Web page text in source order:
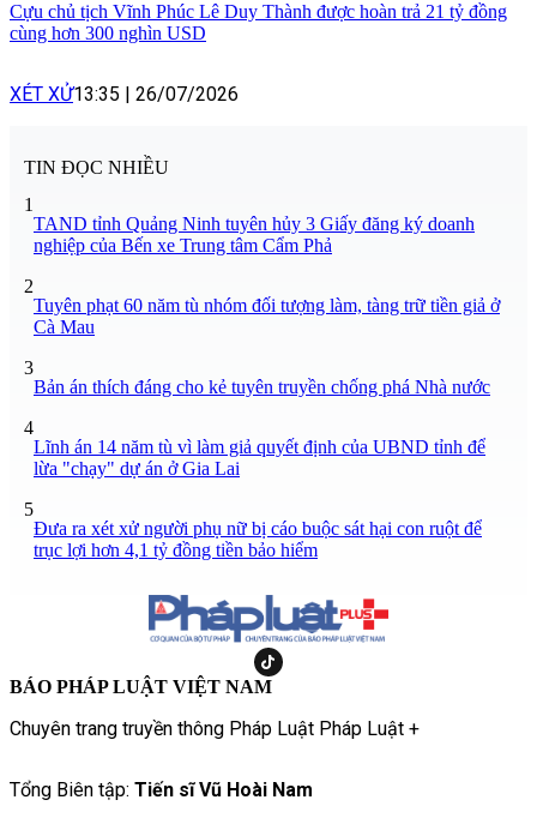
Cựu chủ tịch Vĩnh Phúc Lê Duy Thành được hoàn trả 21 tỷ đồng
cùng hơn 300 nghìn USD
XÉT XỬ13:35 26/07/2026
TIN ĐỌC NHIỀU
1
TAND tỉnh Quảng Ninh tuyên hủy 3 Giấy đăng ký doanh
nghiệp của Bến xe Trung tâm Cẩm Phả
2
Tuyên phạt 60 năm tù nhóm đối tượng làm, tàng trữ tiền giả ở
Cà Mau
3
Bản án thích đáng cho kẻ tuyên truyền chống phá Nhà nước
4
Lĩnh án 14 năm tù vì làm giả quyết định của UBND tỉnh để
lừa "chạy" dự án ở Gia Lai
5
Đưa ra xét xử người phụ nữ bị cáo buộc sát hại con ruột để
trục lợi hơn 4,1 tỷ đồng tiền bảo hiểm
BÁO PHÁP LUẬT VIỆT NAM
Chuyên trang truyền thông Pháp Luật Pháp Luật +
Tổng Biên tập: Tiến sĩ Vũ Hoài Nam